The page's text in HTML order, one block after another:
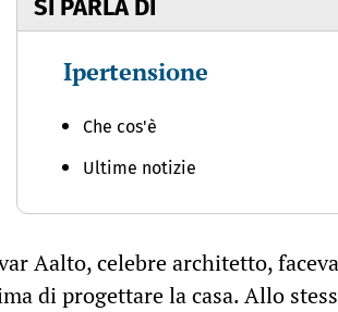
SI PARLA DI
Ipertensione
Che cos'è
Ultime notizie
Aalto, celebre architetto,
di progettare la casa. Allo